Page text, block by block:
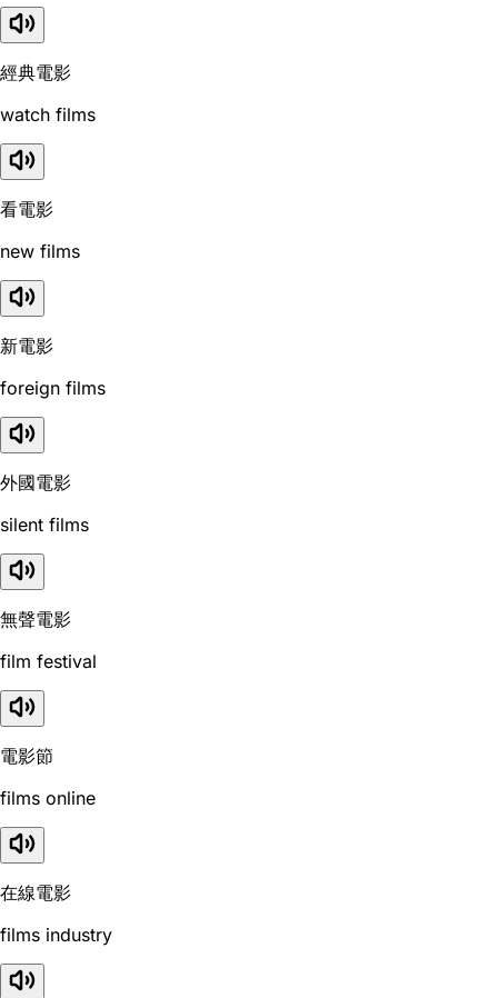
經典電影
watch films
看電影
new films
新電影
foreign films
外國電影
silent films
無聲電影
film festival
電影節
films online
在線電影
films industry